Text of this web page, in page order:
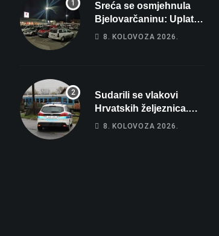
Sreća se osmjehnula
Bjelovarčaninu: Uplatio
samo 4 eura, a osvojio
8. KOLOVOZA 2026.
Sudarili se vlakovi
Hrvatskih željeznica.
Šestero osoba teško
8. KOLOVOZA 2026.